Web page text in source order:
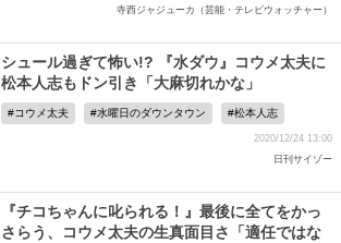
寺西ジャジューカ（芸能・テレビウォッチャー）
シュール過ぎて怖い!? 『水ダウ』コウメ太夫に
松本人志もドン引き「大麻切れかな」
コウメ太夫 水曜日のダウンタウン 松本人志
2020/12/24 13:00
日刊サイゾー
『チコちゃんに叱られる！』最後に全てをかっ
さらう、コウメ太夫の生真面目さ「適任ではな